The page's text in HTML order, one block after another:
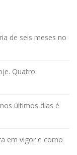
de seis meses no
Quatro
últimos dias é
em vigor e como